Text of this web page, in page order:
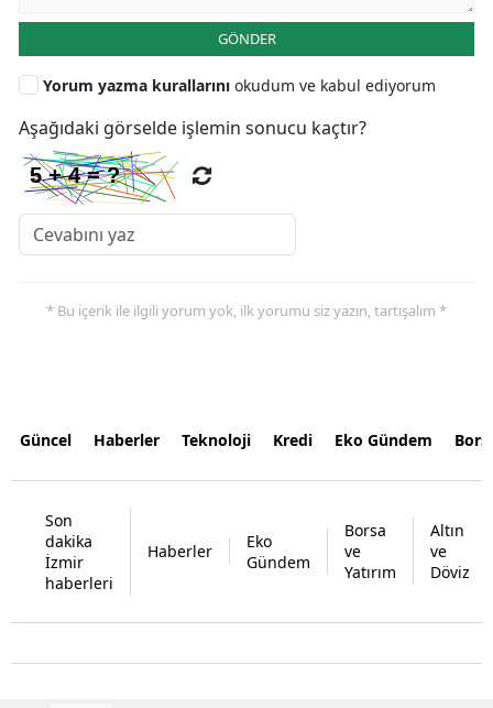
GÖNDER
Yorum yazma kurallarını okudum ve kabul ediyorum
Aşağıdaki görselde işlemin sonucu kaçtır?
* Bu içerik ile ilgili yorum yok, ilk yorumu siz yazın, tartışalım *
Güncel Haberler Teknoloji Kredi Eko Gündem
Son
dakika
İzmir
haberleri
Haberler
Eko
Gündem
Borsa
ve
Yatırım
Altın
ve
Döviz